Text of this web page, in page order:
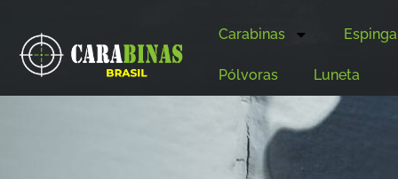
Carabinas
Pólvoras Luneta